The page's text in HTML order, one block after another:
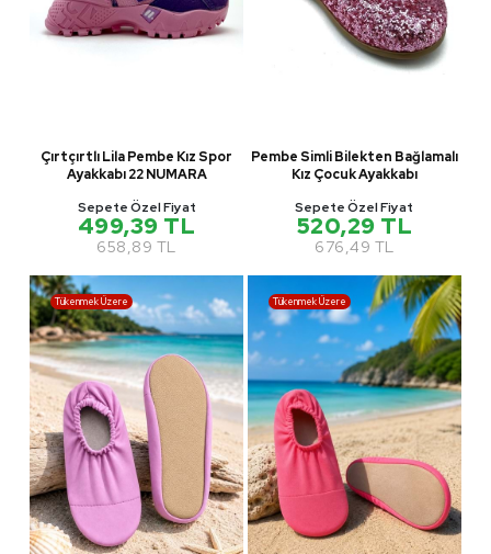
Çırtçırtlı Lila Pembe Kız Spor
Ayakkabı 22 NUMARA
Sepete Özel Fiyat
499,39 TL
658,89 TL
Pembe Simli Bilekten Bağlamalı
Kız Çocuk Ayakkabı
Sepete Özel Fiyat
520,29 TL
676,49 TL
Tükenmek Üzere Tükenmek Üzere